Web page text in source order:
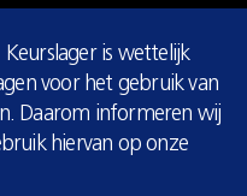
is wettelijk
voor het gebruik van
Daarom informeren wij
hiervan op onze